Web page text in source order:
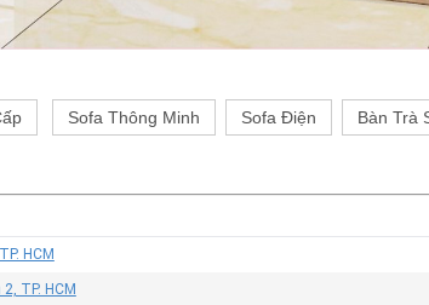
Sofa Thông Minh Sofa Điện Bàn Trà
HCM
TP. HCM